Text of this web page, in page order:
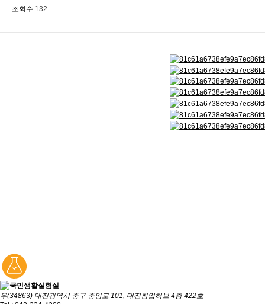
조회수 132
우(34863) 대전광역시 중구 중앙로 101, 대전창업허브 4층 422호